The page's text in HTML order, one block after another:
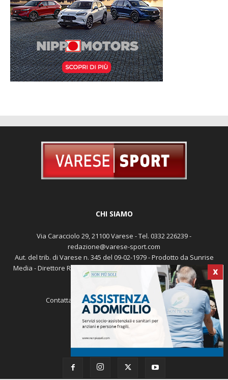
X
CHI SIAMO
Via Caracciolo 29, 21100 Varese - Tel. 0332 226239 -
redazione@varese-sport.com
Aut. del trib. di Varese n. 345 del 09-02-1979 - Prodotto da Sunrise
Media - Direttore Responsabile: Michele Marocco -Cookie policy
Pubblicità
Contattaci: redazione@varese-sport.com
SEGUICI